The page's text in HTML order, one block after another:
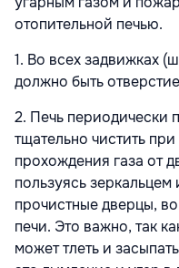
отопительной печью.
1. Во всех задвижках
должно быть
2. Печь периодически
тщательно чистить
прохождения газа от
пользуясь
прочистные дверцы,
печи. Это важно, так
может тлеть и